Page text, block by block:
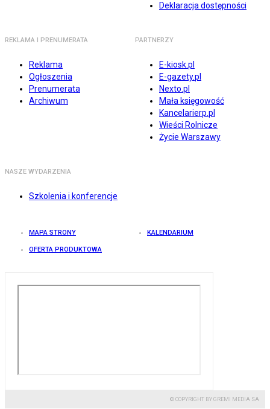
Deklaracja dostępności
REKLAMA I PRENUMERATA
Reklama
Ogłoszenia
Prenumerata
Archiwum
PARTNERZY
E-kiosk.pl
E-gazety.pl
Nexto.pl
Mała księgowość
Kancelarierp.pl
Wieści Rolnicze
Życie Warszawy
NASZE WYDARZENIA
Szkolenia i konferencje
MAPA STRONY KALENDARIUM
OFERTA PRODUKTOWA
© COPYRIGHT BY GREMI MEDIA SA